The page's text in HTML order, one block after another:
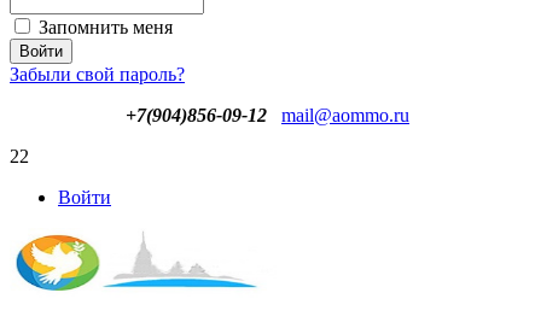
Запомнить меня
Забыли свой пароль?
+7(904)856-09-12
mail@aommo.ru
22
Войти